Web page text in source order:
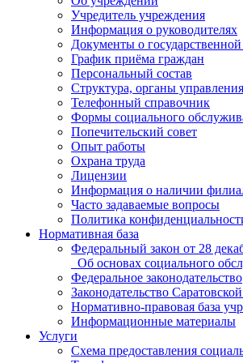
Учредитель учреждения
Информация о руководителях
Документы о
График приёма граждан
Персональный состав
Структура, органы
Телефонный справочник
Формы социального
Попечительский совет
Опыт работы
Охрана труда
Лицензии
Информация о наличии
Часто задаваемые вопросы
Политика
Нормативная база
Федеральный закон от 28
_Об основах социального
Федеральное законодательство
Законодательство
Нормативно-правовая база
Информационные материалы
Услуги
Схема предоставления